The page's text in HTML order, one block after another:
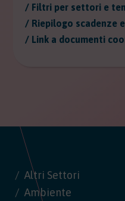
/ Filtri per settori e
/ Riepilogo scadenze
/ Link a documenti
Altri Settori
Ambiente